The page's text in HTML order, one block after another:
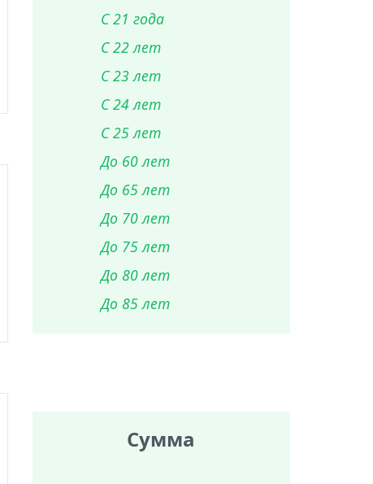
С 21 года
С 22 лет
С 23 лет
С 24 лет
С 25 лет
До 60 лет
До 65 лет
До 70 лет
До 75 лет
До 80 лет
До 85 лет
Сумма